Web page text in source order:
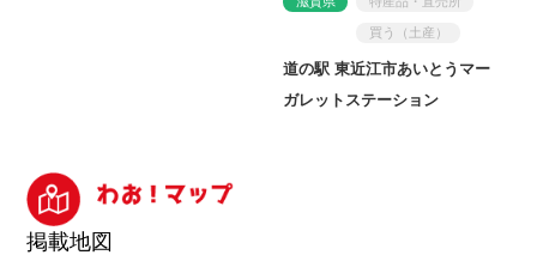
買う（土産）
道の駅 東近江市あいとうマー
ガレットステーション
掲載地図